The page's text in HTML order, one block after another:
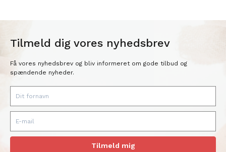
Tilmeld dig vores nyhedsbrev
Få vores nyhedsbrev og bliv informeret om gode tilbud og
spændende nyheder.
Tilmeld mig